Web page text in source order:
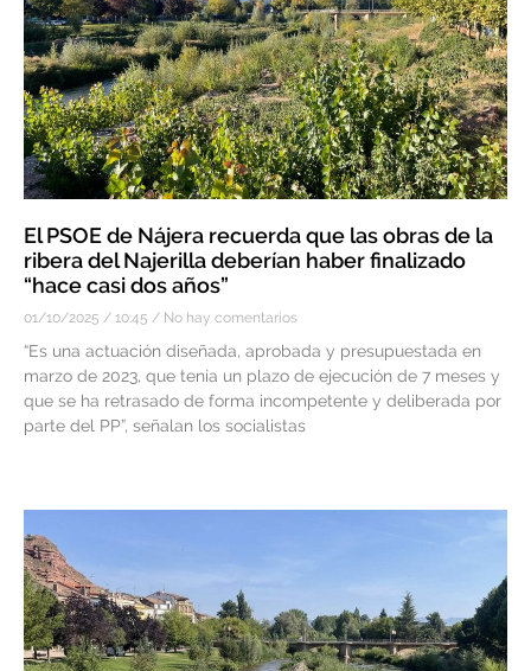
El PSOE de Nájera recuerda que las obras de la
ribera del Najerilla deberían haber finalizado
“hace casi dos años”
01/10/2025 10:45 No hay comentarios
“Es una actuación diseñada, aprobada y presupuestada en
marzo de 2023, que tenía un plazo de ejecución de 7 meses y
que se ha retrasado de forma incompetente y deliberada por
parte del PP”, señalan los socialistas